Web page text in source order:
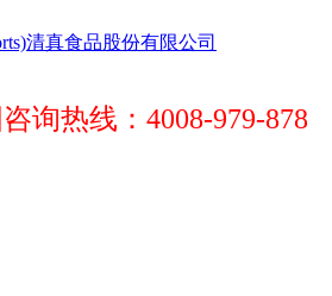
询热线：4008-979-878